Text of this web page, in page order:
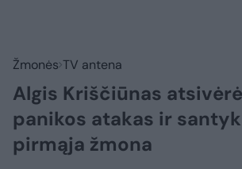
Žmonės TV antena
Algis Kriščiūnas
panikos atakas ir
pirmąja žmona